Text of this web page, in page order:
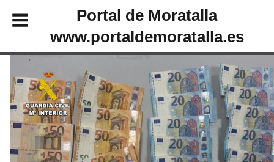
Portal de Moratalla
www.portaldemoratalla.es